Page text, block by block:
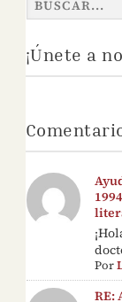
¡Únete a
Por
RE: